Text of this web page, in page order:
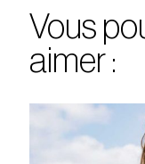
Vous
aimer :